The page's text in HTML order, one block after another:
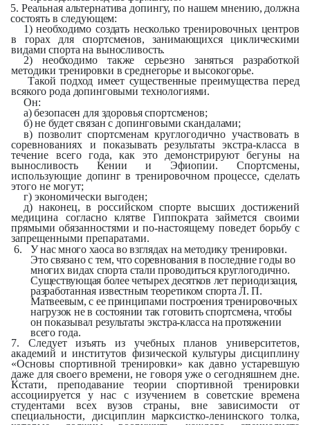
5. Реальная альтернатива допингу, по нашем мнению, должна
состоять в следующем:
1) необходимо создать несколько тренировочных центров
в горах для спортсменов, занимающихся циклическими
видами спорта на выносливость.
2) необходимо также серьезно заняться разработкой
методики тренировки в среднегорье и высокогорье.
Такой подход имеет существенные преимущества перед
всякого рода допинговыми технологиями.
Он:
а) безопасен для здоровья спортсменов;
б) не будет связан с допинговыми скандалами;
в) позволит спортсменам круглогодично участвовать в
соревнованиях и показывать результаты экстра-класса в
течение всего года, как это демонстрируют бегуны на
выносливость Кении и Эфиопии. Спортсмены,
использующие допинг в тренировочном процессе, сделать
этого не могут;
г) экономически выгоден;
д) наконец, в российском спорте высших достижений
медицина согласно клятве Гиппократа займется своими
прямыми обязанностями и по-настоящему поведет борьбу с
запрещенными препаратами.
6.
У нас много хаоса во взглядах на методику тренировки.
Это связано с тем, что соревнования в последние годы во
многих видах спорта стали проводиться круглогодично.
Существующая более четырех десятков лет периодизация,
разработанная известным теоретиком спорта Л. П.
Матвеевым, с ее принципами построения тренировочных
нагрузок не в состоянии так готовить спортсмена, чтобы
он показывал результаты экстра-класса на протяжении
всего года.
7. Следует изъять из учебных планов университетов,
академий и институтов физической культуры дисциплину
«Основы спортивной тренировки» как давно устаревшую
даже для своего времени, не говоря уже о сегодняшнем дне.
Кстати, преподавание теории спортивной тренировки
ассоциируется у нас с изучением в советские времена
студентами всех вузов страны, вне зависимости от
специальности, дисциплин марксистко-ленинского толка,